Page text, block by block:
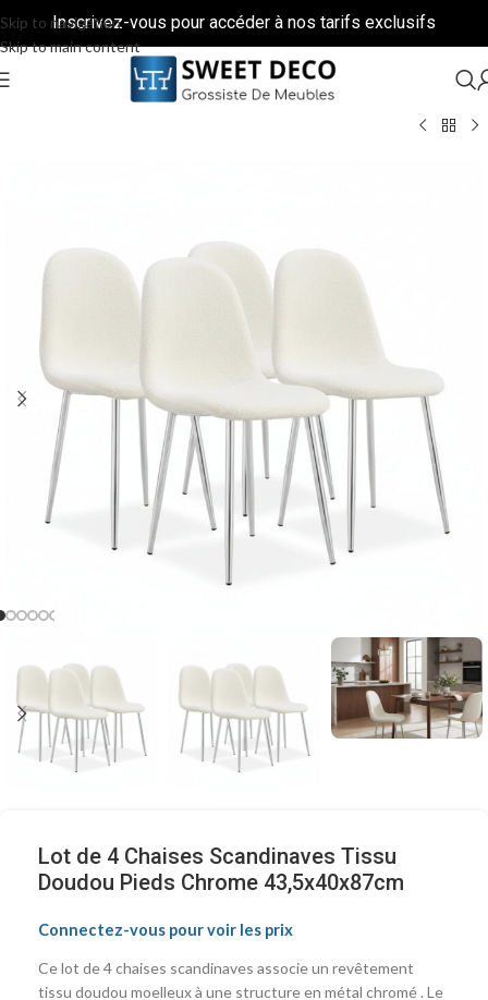
Skip to navigation
Skip to main content
Inscrivez-vous pour accéder à nos tarifs exclusifs
Lot de 4 Chaises Scandinaves Tissu
Doudou Pieds Chrome 43,5x40x87cm
Connectez-vous pour voir les prix
Ce lot de 4 chaises scandinaves associe un revêtement
tissu doudou moelleux à une structure en métal chromé . Le